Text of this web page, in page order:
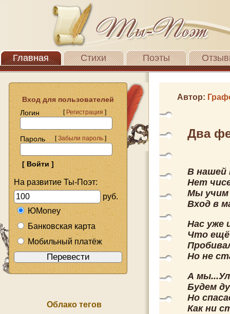
Главная Стихи Поэты
Вход для пользователей
Логин
[Регистрация]
Пароль [Забыли пароль]
На развитие Ты-Поэт:
руб.
ЮMoney
Банковская карта
Мобильный платёж
Облако тегов
Автор:
Два
В нашей
Нет
Мы учим
Вход в
Нас уже
Что ещё
Но не
А
Будем
Но
Как ни